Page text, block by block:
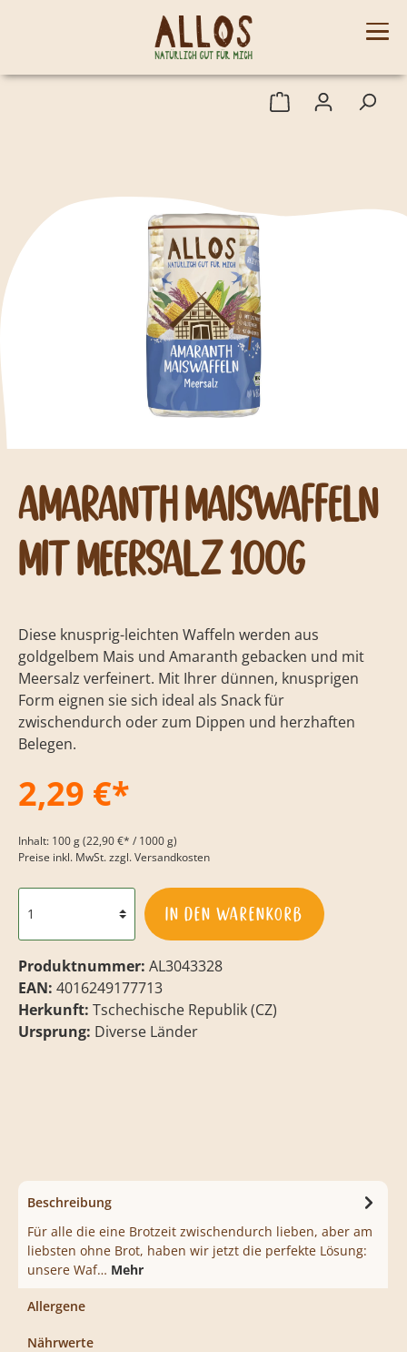
Amaranth Maiswaffeln
mit Meersalz 100g
Diese knusprig-leichten Waffeln werden aus
goldgelbem Mais und Amaranth gebacken und mit
Meersalz verfeinert. Mit Ihrer dünnen, knusprigen
Form eignen sie sich ideal als Snack für
zwischendurch oder zum Dippen und herzhaften
Belegen.
2,29 €*
Inhalt: 100 g(22,90 €* / 1000 g)
Preise inkl. MwSt. zzgl. Versandkosten
In den Warenkorb
Produktnummer: AL3043328
EAN: 4016249177713
Herkunft: Tschechische Republik (CZ)
Ursprung: Diverse Länder
Beschreibung
Für alle die eine Brotzeit zwischendurch lieben, aber am
liebsten ohne Brot, haben wir jetzt die perfekte Lösung:
unsere Waf… Mehr
Allergene
Nährwerte